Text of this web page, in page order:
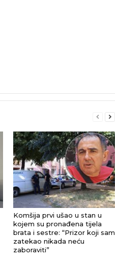
Komšija prvi ušao u stan u
kojem su pronađena tijela
brata i sestre: “Prizor koji sam
zatekao nikada neću
zaboraviti”